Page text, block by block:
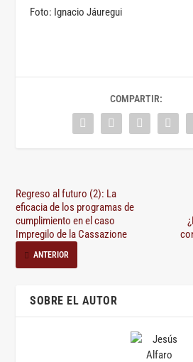
Foto: Ignacio Jáuregui
COMPARTIR:
Regreso al futuro (2): La
eficacia de los programas de
cumplimiento en el caso
Impregilo de la Cassazione
ANTERIOR
SOBRE EL AUTOR